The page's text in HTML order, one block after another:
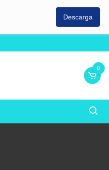
Descarga
0